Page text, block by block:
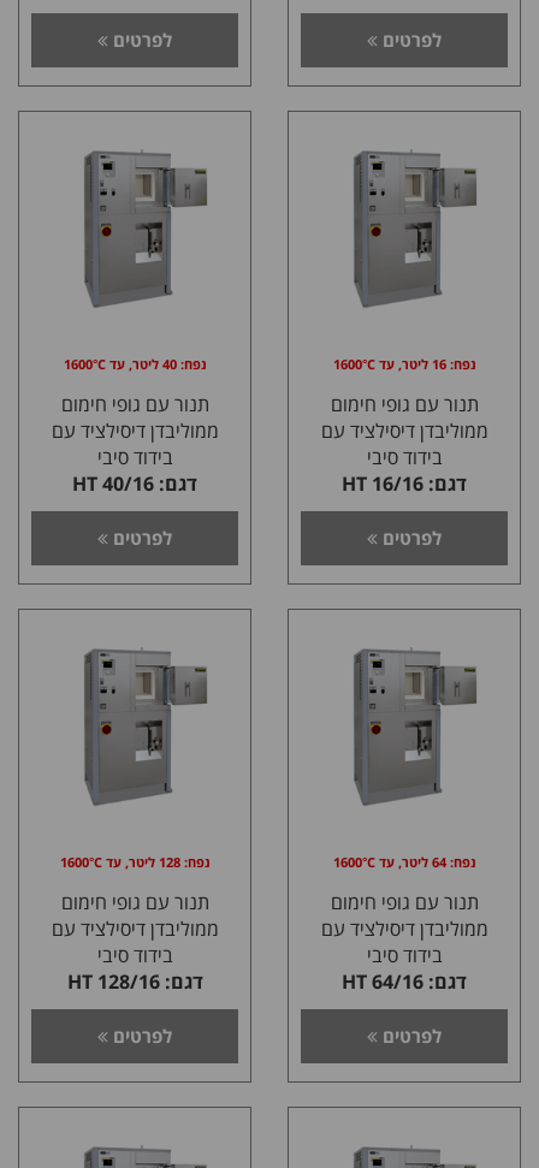
לפרטים לפרטים
נפח: 16 ליטר, עד 1600°C
תנור עם גופי חימום
ממוליבדן דיסילציד עם
בידוד סיבי
דגם: HT 16/16
לפרטים
נפח: 40 ליטר, עד 1600°C
תנור עם גופי חימום
ממוליבדן דיסילציד עם
בידוד סיבי
דגם: HT 40/16
לפרטים
נפח: 64 ליטר, עד 1600°C
תנור עם גופי חימום
ממוליבדן דיסילציד עם
בידוד סיבי
דגם: HT 64/16
לפרטים
נפח: 128 ליטר, עד 1600°C
תנור עם גופי חימום
ממוליבדן דיסילציד עם
בידוד סיבי
דגם: HT 128/16
לפרטים